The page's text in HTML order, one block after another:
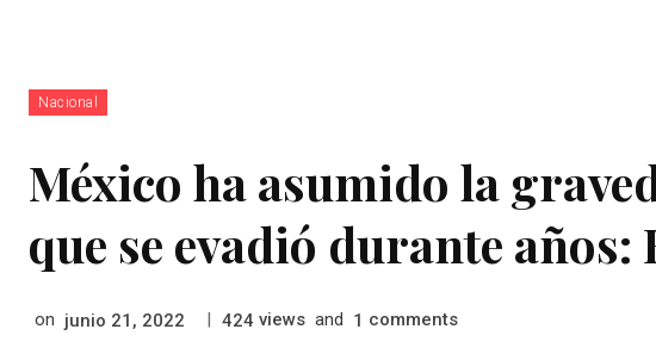
Nacional
México ha asumido la
que se evadió durante años:
on junio 21, 2022 424 views and 1 comments